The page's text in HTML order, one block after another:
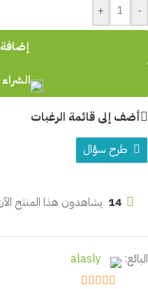
-
+
أضف إلى قائمة الرغبات
طرح سؤال
14 يشاهدون هذا المنتج
البائع: alasly